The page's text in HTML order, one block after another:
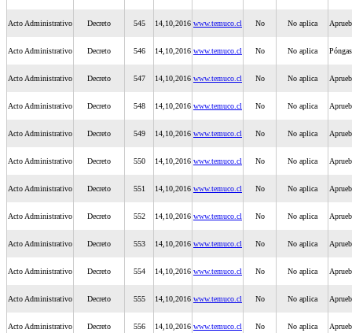
Acto Administrativo Decreto 545 14,10,2016 www.temuco.cl No No aplica
Acto Administrativo Decreto 546 14,10,2016 www.temuco.cl No No aplica
Acto Administrativo Decreto 547 14,10,2016 www.temuco.cl No No aplica
Acto Administrativo Decreto 548 14,10,2016 www.temuco.cl No No aplica
Acto Administrativo Decreto 549 14,10,2016 www.temuco.cl No No aplica
Acto Administrativo Decreto 550 14,10,2016 www.temuco.cl No No aplica
Acto Administrativo Decreto 551 14,10,2016 www.temuco.cl No No aplica
Acto Administrativo Decreto 552 14,10,2016 www.temuco.cl No No aplica
Acto Administrativo Decreto 553 14,10,2016 www.temuco.cl No No aplica
Acto Administrativo Decreto 554 14,10,2016 www.temuco.cl No No aplica
Acto Administrativo Decreto 555 14,10,2016 www.temuco.cl No No aplica
Acto Administrativo Decreto 556 14,10,2016 www.temuco.cl No No aplica